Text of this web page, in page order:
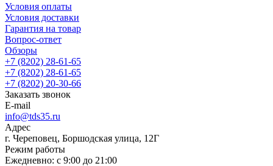
Условия оплаты
Условия доставки
Гарантия на товар
Вопрос-ответ
Обзоры
+7 (8202) 28‑61-65
+7 (8202) 28‑61-65
+7 (8202) 20‑30-66
Заказать звонок
E-mail
info@tds35.ru
Адрес
г. Череповец, Боршодская улица, 12Г
Режим работы
Ежедневно: с 9:00 до 21:00